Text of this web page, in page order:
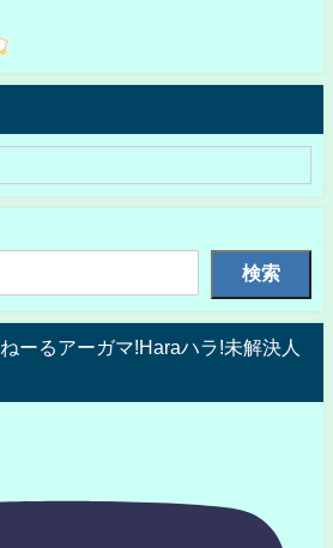
検索
ーるアーガマ!Haraハラ!未解決人